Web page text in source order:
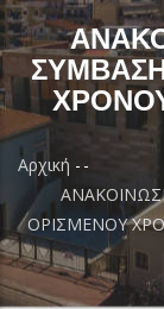
ΧΡΟΝΟΥ
Αρχική - -
ΟΡΙΣΜΕΝΟΥ